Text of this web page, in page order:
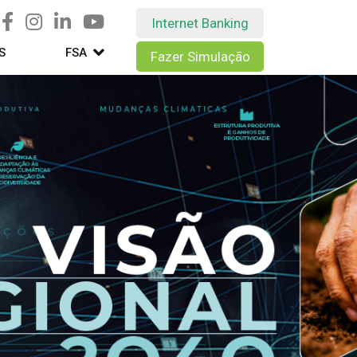
FSA
Internet Banking
Fazer Simulação